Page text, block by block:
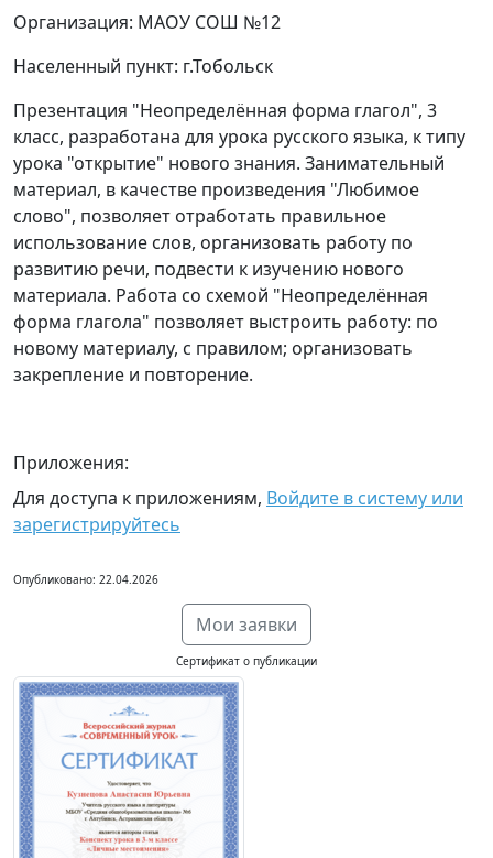
Организация: МАОУ СОШ №12
Населенный пункт: г.Тобольск
Презентация "Неопределённая форма глагол", 3
класс, разработана для урока русского языка, к типу
урока "открытие" нового знания. Занимательный
материал, в качестве произведения "Любимое
слово", позволяет отработать правильное
использование слов, организовать работу по
развитию речи, подвести к изучению нового
материала. Работа со схемой "Неопределённая
форма глагола" позволяет выстроить работу: по
новому материалу, с правилом; организовать
закрепление и повторение.
Приложения:
Для доступа к приложениям, Войдите в систему или
зарегистрируйтесь
Опубликовано: 22.04.2026
Мои заявки
Сертификат о публикации